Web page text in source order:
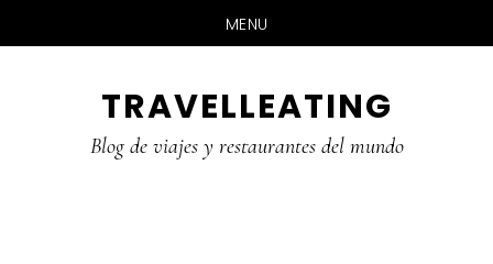
MENU
TRAVELLEATING
Blog de viajes y restaurantes del mundo